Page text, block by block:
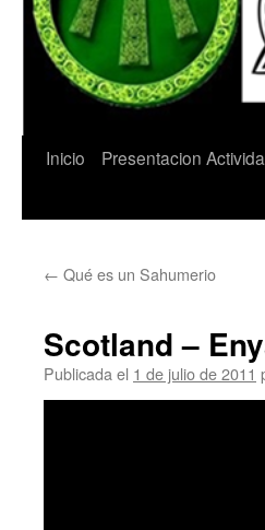
Saltar
Inicio Presentacion
← Qué es un Sahumerio
Scotland –
Publicada el 1 de julio de 2011